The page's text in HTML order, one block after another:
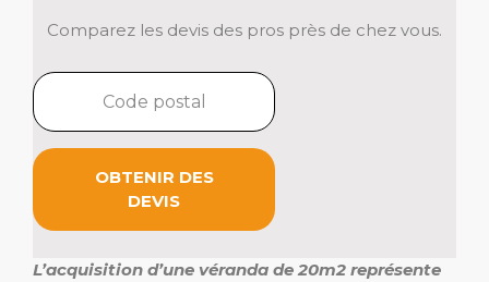
Comparez les devis des pros près de chez vous.
OBTENIR DES
DEVIS
L’acquisition d’une véranda de 20m2 représente